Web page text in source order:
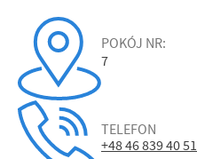
POKÓJ NR:
7
TELEFON
+48 46 839 40 51